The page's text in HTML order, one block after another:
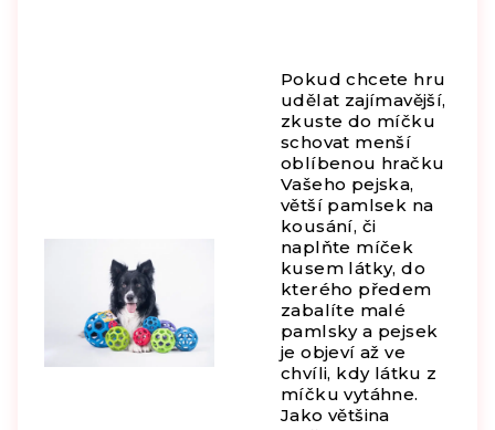
Pokud chcete hru
udělat zajímavější,
zkuste do míčku
schovat menší
oblíbenou hračku
Vašeho pejska,
větší pamlsek na
kousání, či
naplňte míček
kusem látky, do
kterého předem
zabalíte malé
pamlsky a pejsek
je objeví až ve
chvíli, kdy látku z
míčku vytáhne.
Jako většina